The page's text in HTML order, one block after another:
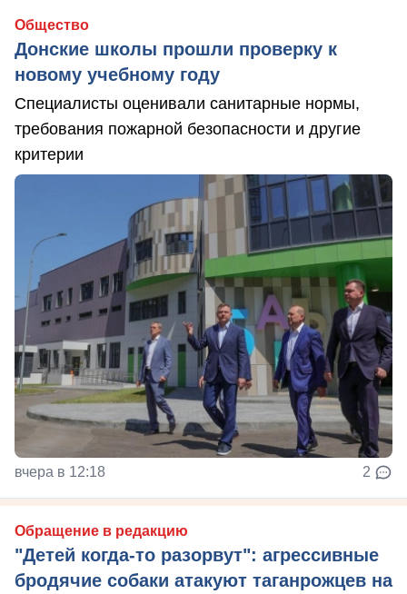
Общество
Донские школы прошли проверку к
новому учебному году
Специалисты оценивали санитарные нормы,
требования пожарной безопасности и другие
критерии
вчера в 12:18 2
Обращение в редакцию
"Детей когда-то разорвут": агрессивные
бродячие собаки атакуют таганрожцев на